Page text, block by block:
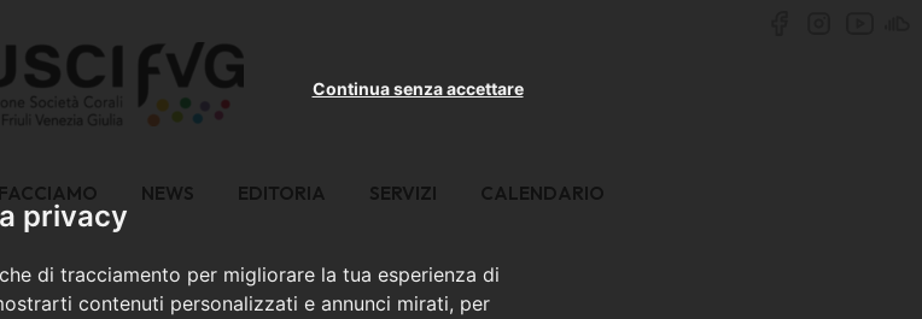
privacy
di tracciamento per migliorare la tua esperienza di
contenuti personalizzati e annunci mirati, per
Continua senza accettare
NEWS EDITORIA SERVIZI CALENDARIO